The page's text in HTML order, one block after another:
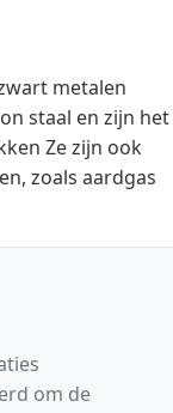
metalen
staal en zijn het
Ze zijn ook
zoals aardgas
om de